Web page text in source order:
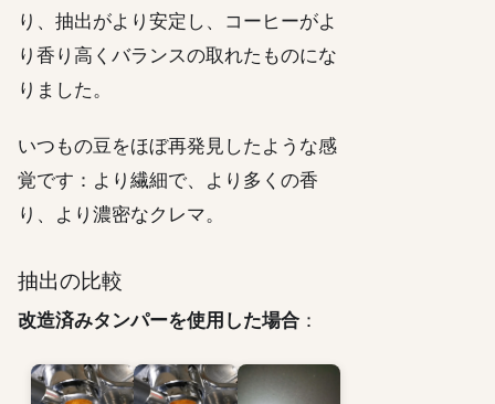
り、抽出がより安定し、コーヒーがよ
り香り高くバランスの取れたものにな
りました。
いつもの豆をほぼ再発見したような感
覚です：より繊細で、より多くの香
り、より濃密なクレマ。
抽出の比較
改造済みタンパーを使用した場合 ：